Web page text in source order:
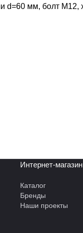
d=60 мм, болт М12,
Интернет-магазин
Каталог
Бренды
Наши проекты